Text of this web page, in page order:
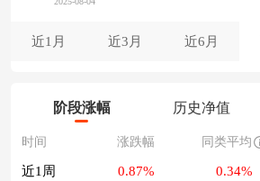
近1月 近3月 近6月
阶段涨幅 历史净值
时间 涨跌幅 同类平均
近1周 0.87% 0.34%